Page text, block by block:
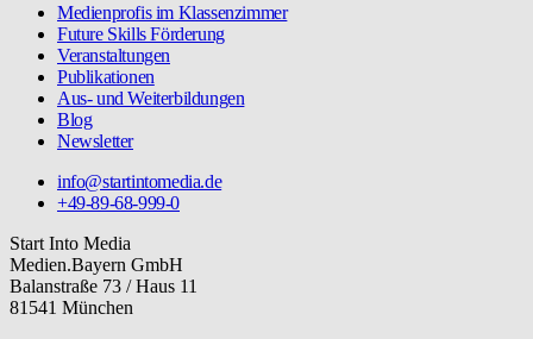
Medienprofis im Klassenzimmer
Future Skills Förderung
Veranstaltungen
Publikationen
Aus- und Weiterbildungen
Blog
Newsletter
info@startintomedia.de
+49-89-68-999-0
Start Into Media
Medien.Bayern GmbH
Balanstraße 73 / Haus 11
81541 München